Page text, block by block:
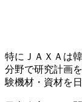
特にＪＡＸＡは
分野で研究計画
験機材・資材を